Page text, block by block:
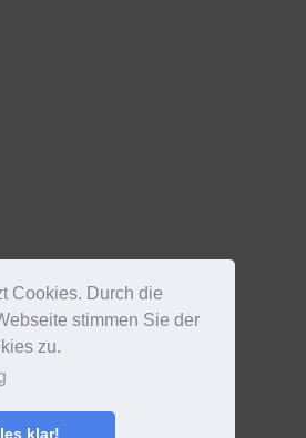
Cookies. Durch die
stimmen Sie der
zu.
klar!